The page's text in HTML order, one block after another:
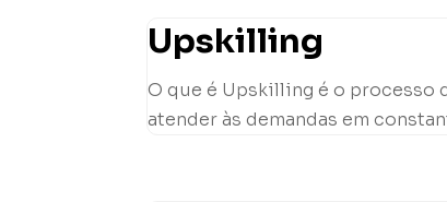
Upskilling
O que é Upskilling é o processo
atender às demandas em